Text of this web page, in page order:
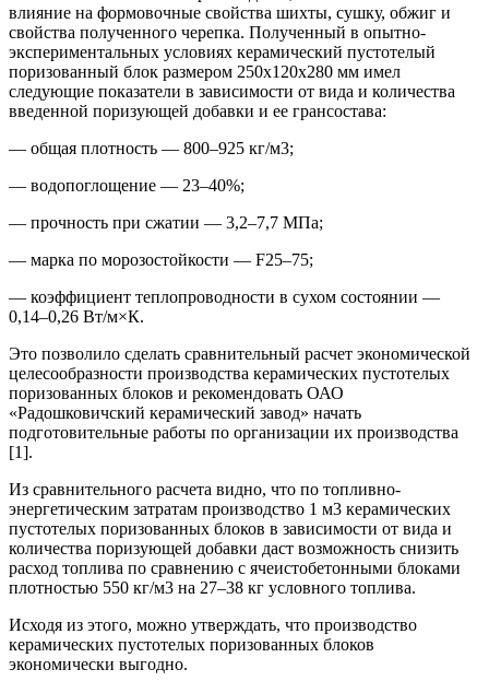
влияние на формовочные свойства шихты, сушку, обжиг и
свойства полученного черепка. Полученный в опытно-
экспериментальных условиях керамический пустотелый
поризованный блок размером 250х120х280 мм имел
следующие показатели в зависимости от вида и количества
введенной поризующей добавки и ее грансостава:
— общая плотность — 800–925 кг/м3;
— водопоглощение — 23–40%;
— прочность при сжатии — 3,2–7,7 МПа;
— марка по морозостойкости — F25–75;
— коэффициент теплопроводности в сухом состоянии —
0,14–0,26 Вт/м×К.
Это позволило сделать сравнительный расчет экономической
целесообразности производства керамических пустотелых
поризованных блоков и рекомендовать ОАО
«Радошковичский керамический завод» начать
подготовительные работы по организации их производства
[1].
Из сравнительного расчета видно, что по топливно-
энергетическим затратам производство 1 м3 керамических
пустотелых поризованных блоков в зависимости от вида и
количества поризующей добавки даст возможность снизить
расход топлива по сравнению с ячеистобетонными блоками
плотностью 550 кг/м3 на 27–38 кг условного топлива.
Исходя из этого, можно утверждать, что производство
керамических пустотелых поризованных блоков
экономически выгодно.